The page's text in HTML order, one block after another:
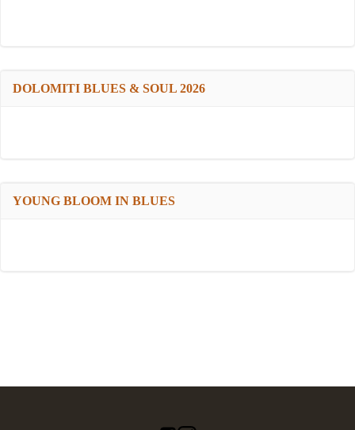
DOLOMITI BLUES & SOUL 2026
YOUNG BLOOM IN BLUES